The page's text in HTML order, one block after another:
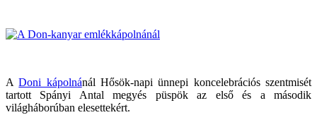
ADoni kápolnánál Hősök-napi ünnepi koncelebrációs szentmisét
tartott Spányi Antal megyés püspök az első és a második
világháborúban elesettekért.